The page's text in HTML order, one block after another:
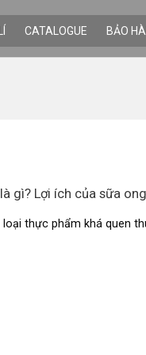
CATALOGUE BẢO
gì? Lợi ích của sữa
thực phẩm khá quen